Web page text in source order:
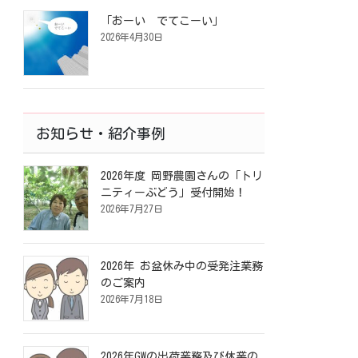
「おーい でてこーい」
2026年4月30日
お知らせ・紹介事例
2026年度 岡野農園さんの「トリ
ニティーぶどう」受付開始！
2026年7月27日
2026年 お盆休み中の受発注業務
のご案内
2026年7月18日